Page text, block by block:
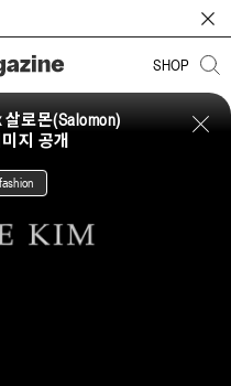
SHOP
살로몬(Salomon)
지 공개
fashion